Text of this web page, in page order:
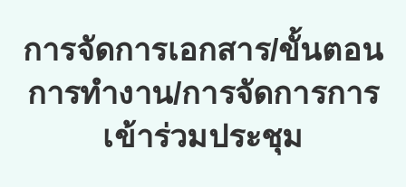
การจัดการเอกสาร/ขั้นตอน
การทำงาน/การจัดการการ
เข้าร่วมประชุม